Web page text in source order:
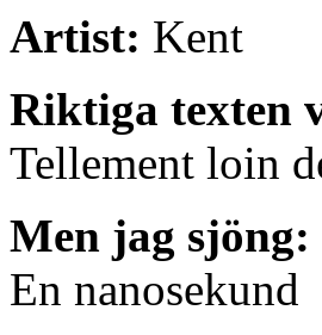
Artist: Kent
Riktiga texten
Tellement loin
Men jag sjöng:
En nanosekund